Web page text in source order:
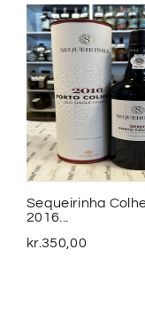
Sequeirinha
2016...
kr.350,00